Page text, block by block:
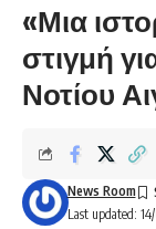
«Μια
στιγμή
Νοτίου
Last updated:
News Room